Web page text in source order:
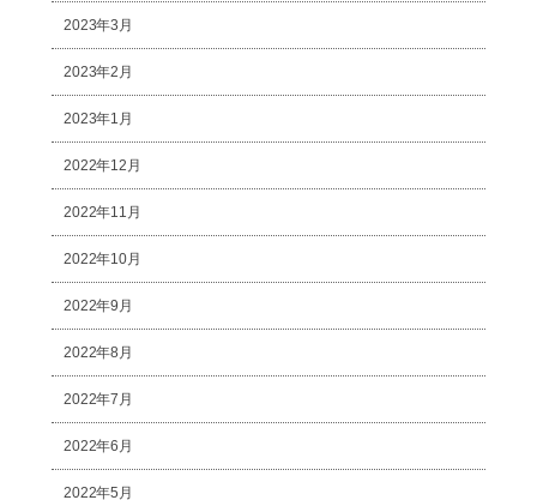
2023年3月
2023年2月
2023年1月
2022年12月
2022年11月
2022年10月
2022年9月
2022年8月
2022年7月
2022年6月
2022年5月